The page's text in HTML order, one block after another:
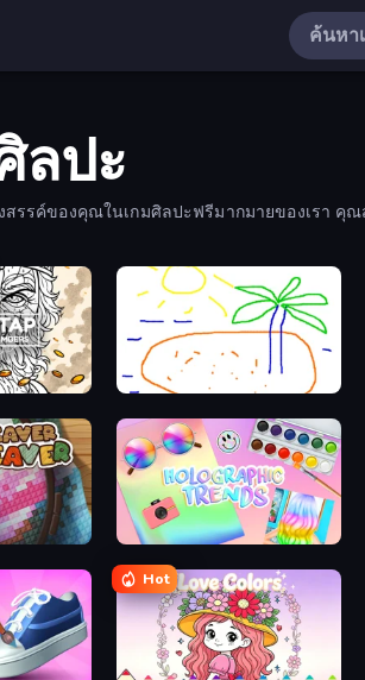
ลปะ
รรค์ของคุณในเกมศิลปะฟรีมากมายของเรา คุ
Color Tap: Coloring by Numbers Skribbl.io
Holographic Trends
Hot